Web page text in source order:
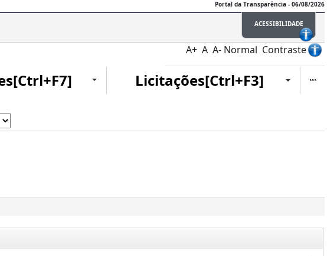
Portal da Transparência - 06/08/2026
ACESSIBILIDADE
A+ A A- Normal Contraste
Licitações[Ctrl+F3]